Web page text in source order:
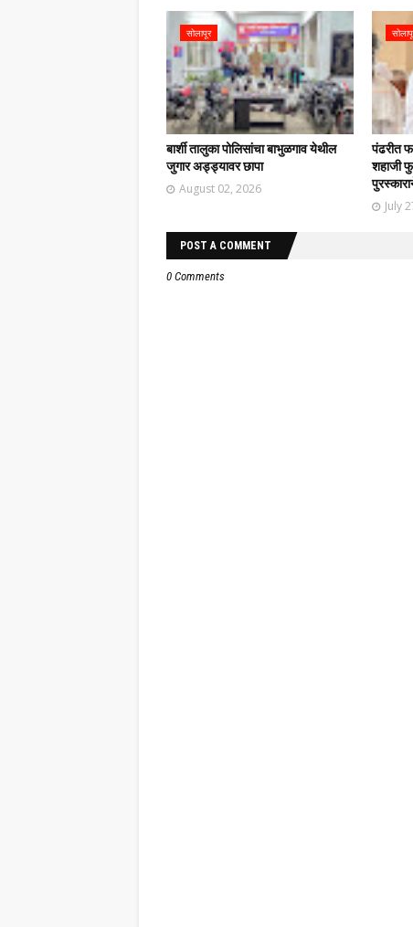
सोलापूर
बार्शी तालुका पोलिसांचा बाभुळगाव येथील
जुगार अड्ड्यावर छापा
August 02, 2026
पंढरीत
शहाजी
July
POST A COMMENT
0 Comments